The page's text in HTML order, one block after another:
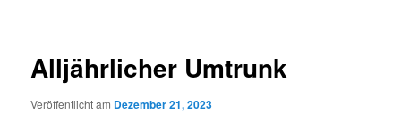
Alljährlicher Umtrunk
Veröffentlicht am Dezember 21, 2023